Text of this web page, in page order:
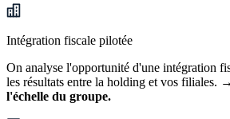
Intégration fiscale pilotée
On analyse l'opportunité d'une intégration
les résultats entre la holding et vos filiales.
l'échelle du groupe.